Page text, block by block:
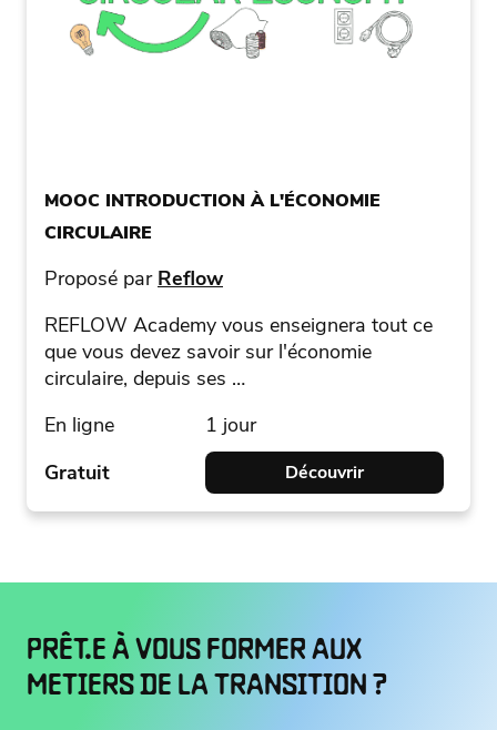
MOOC INTRODUCTION À L'ÉCONOMIE
CIRCULAIRE
Proposé par Reflow
REFLOW Academy vous enseignera tout ce
que vous devez savoir sur l'économie
circulaire, depuis ses …
En ligne
1 jour
Gratuit
Découvrir
PRÊT.E À VOUS FORMER AUX
METIERS DE LA TRANSITION ?